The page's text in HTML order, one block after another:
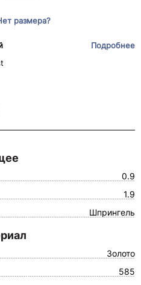
размера?
Подробнее
0.9
1.9
Шпрингель
Золото
585